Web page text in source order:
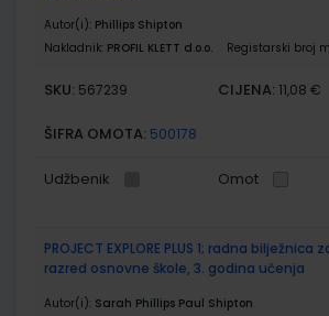
Autor(i): Phillips Shipton
Nakladnik: PROFIL KLETT d.o.o. Registarski broj
SKU: 567239 CIJENA: 11,08 €
ŠIFRA OMOTA: 500178
Udžbenik Omot
PROJECT EXPLORE PLUS 1; radna
razred osnovne škole, 3. godina učenja
Autor(i): Sarah Phillips Paul Shipton